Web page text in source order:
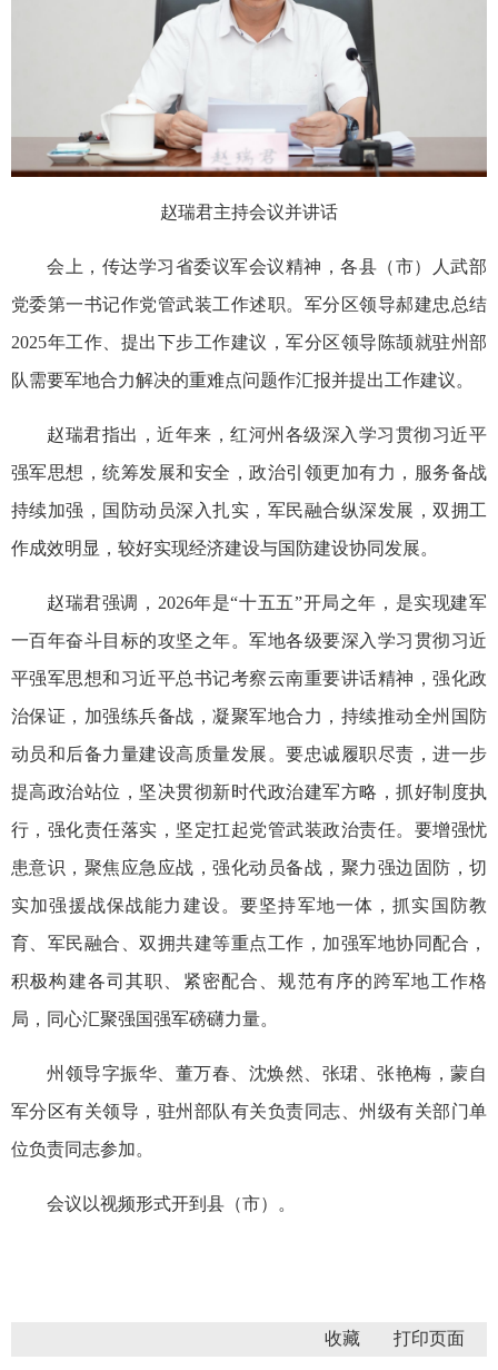
赵瑞君主持会议并讲话
会上，传达学习省委议军会议精神，各县（市）人武部
党委第一书记作党管武装工作述职。军分区领导郝建忠总结
2025年工作、提出下步工作建议，军分区领导陈颉就驻州部
队需要军地合力解决的重难点问题作汇报并提出工作建议。
赵瑞君指出，近年来，红河州各级深入学习贯彻习近平
强军思想，统筹发展和安全，政治引领更加有力，服务备战
持续加强，国防动员深入扎实，军民融合纵深发展，双拥工
作成效明显，较好实现经济建设与国防建设协同发展。
赵瑞君强调，2026年是“十五五”开局之年，是实现建军
一百年奋斗目标的攻坚之年。军地各级要深入学习贯彻习近
平强军思想和习近平总书记考察云南重要讲话精神，强化政
治保证，加强练兵备战，凝聚军地合力，持续推动全州国防
动员和后备力量建设高质量发展。要忠诚履职尽责，进一步
提高政治站位，坚决贯彻新时代政治建军方略，抓好制度执
行，强化责任落实，坚定扛起党管武装政治责任。要增强忧
患意识，聚焦应急应战，强化动员备战，聚力强边固防，切
实加强援战保战能力建设。要坚持军地一体，抓实国防教
育、军民融合、双拥共建等重点工作，加强军地协同配合，
积极构建各司其职、紧密配合、规范有序的跨军地工作格
局，同心汇聚强国强军磅礴力量。
州领导字振华、董万春、沈焕然、张珺、张艳梅，蒙自
军分区有关领导，驻州部队有关负责同志、州级有关部门单
位负责同志参加。
会议以视频形式开到县（市）。
收藏